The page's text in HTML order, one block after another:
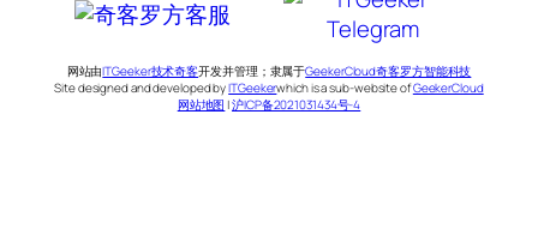
网站由ITGeeker技术奇客开发并管理；隶属于GeekerCloud奇客罗方智能科技
Site designed and developed byITGeekerwhich is a sub-website ofGeekerCloud
网站地图 |沪ICP备2021031434号-4